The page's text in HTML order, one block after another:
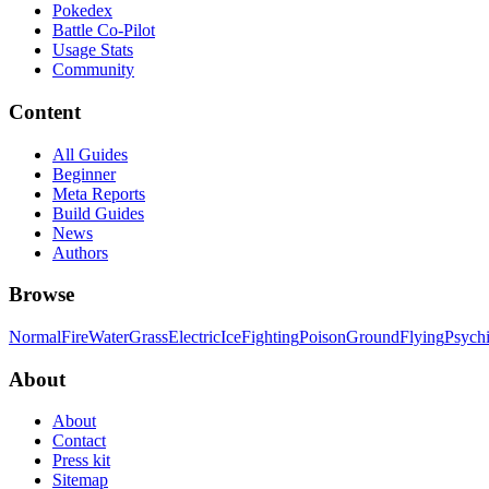
Pokedex
Battle Co-Pilot
Usage Stats
Community
Content
All Guides
Beginner
Meta Reports
Build Guides
News
Authors
Browse
NormalFireWaterGrassElectricIceFightingPoisonGroundFlying
About
About
Contact
Press kit
Sitemap